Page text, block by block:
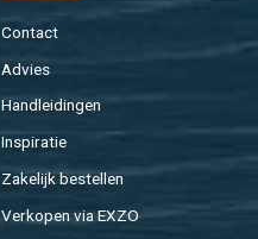
Con­tact
Ad­vies
Hand­lei­din­gen
In­spi­ra­tie
Za­ke­lijk be­stel­len
Ver­ko­pen via EXZO